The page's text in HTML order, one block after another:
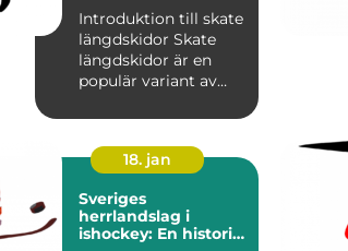
Introduktion till skate
längdskidor Skate
längdskidor är en
populär variant av
anvä...
18. jan
Sveriges
herrlandslag i
ishockey: En historia